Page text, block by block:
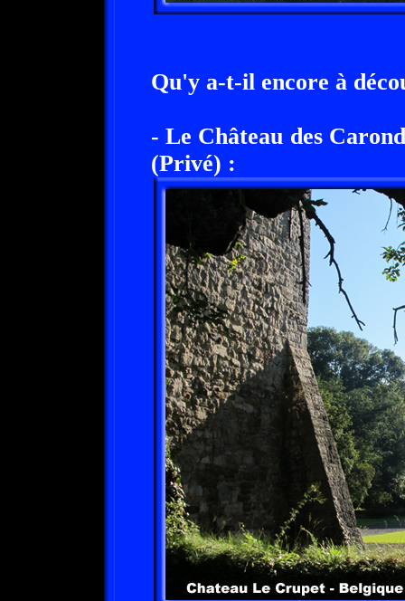
Qu'y a-t-il encore à
- Le Château des
(Privé) :